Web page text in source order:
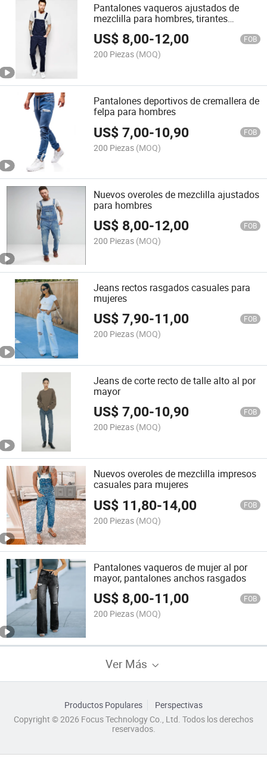
Pantalones vaqueros ajustados de
mezclilla para hombres, tirantes
personalizados al por mayor
US$ 8,00-12,00 FOB
200 Piezas (MOQ)
Pantalones deportivos de cremallera de
felpa para hombres
US$7,00-10,90 FOB
200 Piezas (MOQ)
Nuevos overoles de mezclilla ajustados
para hombres
US$ 8,00-12,00 FOB
200 Piezas (MOQ)
Jeans rectos rasgados casuales para
mujeres
US$7,90-11,00 FOB
200 Piezas (MOQ)
Jeans de corte recto de talle alto al por
mayor
US$7,00-10,90 FOB
200 Piezas (MOQ)
Nuevos overoles de mezclilla impresos
casuales para mujeres
US$ 11,80-14,00 FOB
200 Piezas (MOQ)
Pantalones vaqueros de mujer al por
mayor, pantalones anchos rasgados
US$ 8,00-11,00 FOB
200 Piezas (MOQ)
Ver Más
Productos Populares
Perspectivas
Copyright © 2026 Focus Technology Co., Ltd. Todos los derechos
reservados.